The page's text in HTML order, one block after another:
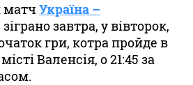
матч Україна –
завтра, у вівторок,
гри, котра пройде в
Валенсія, о 21:45 за